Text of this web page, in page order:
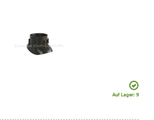
Auf Lager: 9